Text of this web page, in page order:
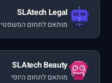
SLAtech Legal
מותאם לתחום המשפטי
SLAtech Beauty
מותאם לתחום היופי